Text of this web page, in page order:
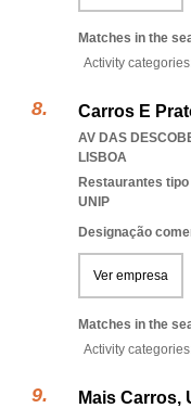
Matches in the
Activity
Carros E
AV DAS
LISBOA
Restaurantes
UNIP
Designação
Ver empresa
Matches in the
Activity
Mais Carros,